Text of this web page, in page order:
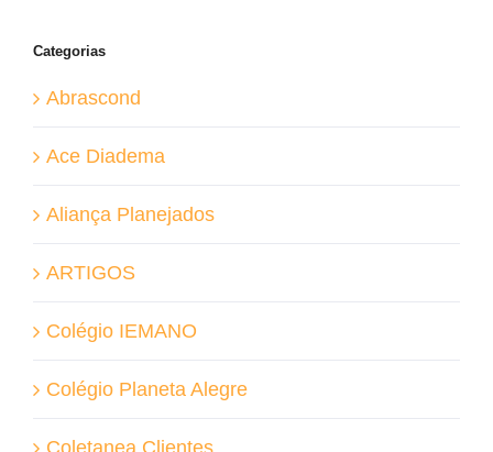
Categorias
Abrascond
Ace Diadema
Aliança Planejados
ARTIGOS
Colégio IEMANO
Colégio Planeta Alegre